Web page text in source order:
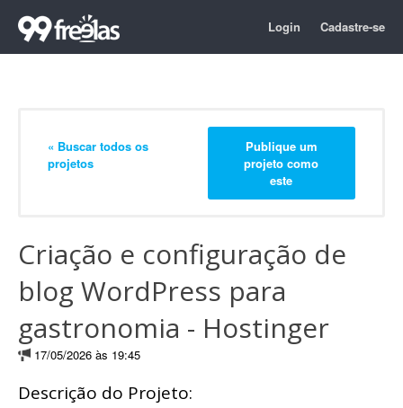
Login Cadastre-se
« Buscar todos os
projetos
Publique um
projeto como
este
Criação e configuração de
blog WordPress para
gastronomia - Hostinger
17/05/2026 às 19:45
Descrição do Projeto: